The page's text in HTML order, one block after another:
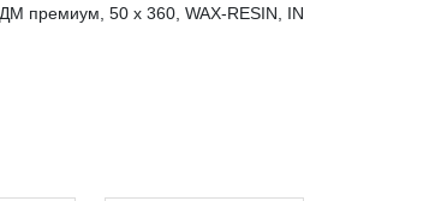
премиум, 50 х 360, WAX-RESIN, IN